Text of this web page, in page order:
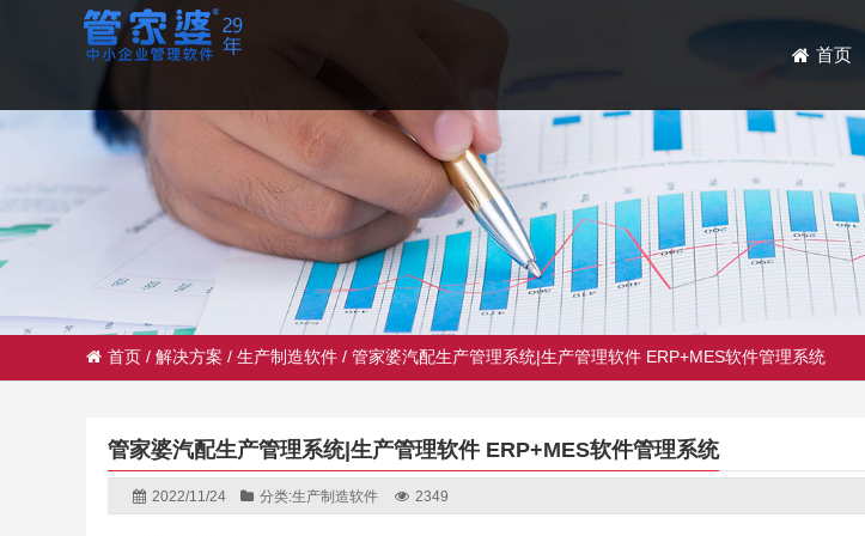
首页
首页 / 解决方案 / 生产制造软件 / 管家婆汽配生产管理系统|生产管理软件 ERP+MES软件管理系统
管家婆汽配生产管理系统|生产管理软件 ERP+MES软件管理系统
2022/11/24 分类:生产制造软件 2349